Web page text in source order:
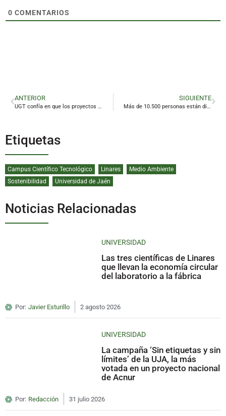
0 COMENTARIOS
ANTERIOR
UGT confía en que los proyectos anunciados para Linares «no se queden en cuentos chinos»
SIGUIENTE
Más de 10.500 personas están diagnosticadas con alzheimer en la provincia
Etiquetas
Campus Científico Tecnológico Linares
Medio Ambiente
Sostenibilidad
Universidad de Jaén
Noticias Relacionadas
UNIVERSIDAD
Las tres científicas de Linares
que llevan la economía circular
del laboratorio a la fábrica
Por: Javier Esturillo 2 agosto 2026
UNIVERSIDAD
La campaña ‘Sin etiquetas y sin
límites’ de la UJA, la más
votada en un proyecto nacional
de Acnur
Por: Redacción 31 julio 2026